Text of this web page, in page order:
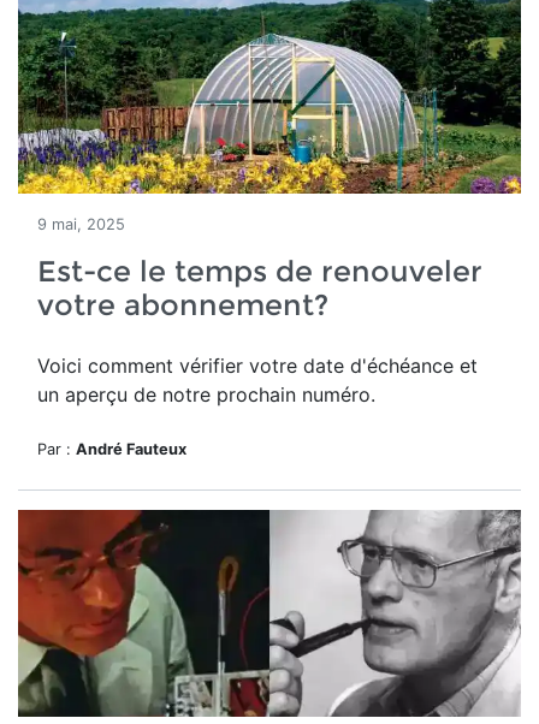
9 mai, 2025
Est-ce le temps de renouveler
votre abonnement?
Voici comment vérifier votre date d'échéance et
un aperçu de notre prochain numéro.
Par : André Fauteux